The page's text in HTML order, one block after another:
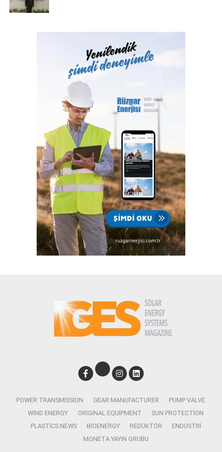
POWER TRANSMISSION GEAR MANUFACTURER
PUMP VALVE
WIND ENERGY
ORIGINAL EQUIPMENT
SUN PROTECTION
PLASTICS NEWS
BIOENERGY REDÜKTÖR
ENDÜSTRI
MONETA YAYIN GRUBU